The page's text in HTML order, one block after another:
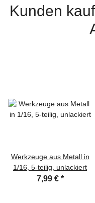
Kunden
Werkzeuge aus Metall in
1/16, 5-teilig, unlackiert
7,99 € *